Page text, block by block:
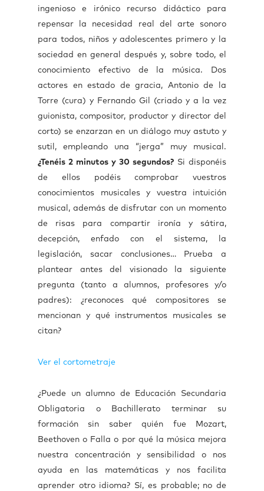
ingenioso e irónico recurso didáctico para
repensar la necesidad real del arte sonoro
para todos, niños y adolescentes primero y la
sociedad en general después y, sobre todo, el
conocimiento efectivo de la música. Dos
actores en estado de gracia, Antonio de la
Torre (cura) y Fernando Gil (criado y a la vez
guionista, compositor, productor y director del
corto) se enzarzan en un diálogo muy astuto y
sutil, empleando una “jerga” muy musical.
¿Tenéis 2 minutos y 30 segundos? Si disponéis
de ellos podéis comprobar vuestros
conocimientos musicales y vuestra intuición
musical, además de disfrutar con un momento
de risas para compartir ironía y sátira,
decepción, enfado con el sistema, la
legislación, sacar conclusiones… Prueba a
plantear antes del visionado la siguiente
pregunta (tanto a alumnos, profesores y/o
padres): ¿reconoces qué compositores se
mencionan y qué instrumentos musicales se
citan?
Ver el cortometraje
¿Puede un alumno de Educación Secundaria
Obligatoria o Bachillerato terminar su
formación sin saber quién fue Mozart,
Beethoven o Falla o por qué la música mejora
nuestra concentración y sensibilidad o nos
ayuda en las matemáticas y nos facilita
aprender otro idioma? Sí, es probable; no de